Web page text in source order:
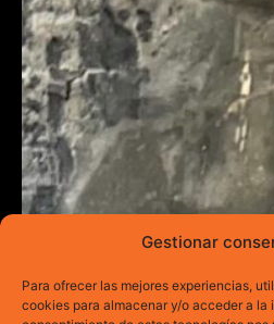
Gestionar
Para ofrecer las mejores experiencias,
cookies para almacenar y/o acceder a la